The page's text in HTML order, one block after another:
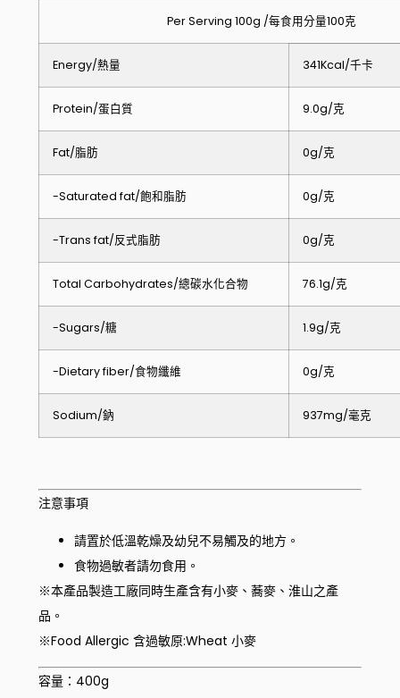
Per Serving 100g /每食用分量100克
Energy/熱量 341Kcal/千卡
Protein/蛋白質 9.0g/克
Fat/脂肪 0g/克
-Saturated fat/飽和脂肪 0g/克
-Trans fat/反式脂肪 0g/克
Total Carbohydrates/總碳水化合物 76.1g/克
-Sugars/糖 1.9g/克
-Dietary fiber/食物纖維 0g/克
Sodium/鈉 937mg/毫克
注意事項
請置於低溫乾燥及幼兒不易觸及的地方。
食物過敏者請勿食用。
※本產品製造工廠同時生產含有小麥、蕎麥、淮山之產
品。
※Food Allergic 含過敏原:Wheat 小麥
容量：400g